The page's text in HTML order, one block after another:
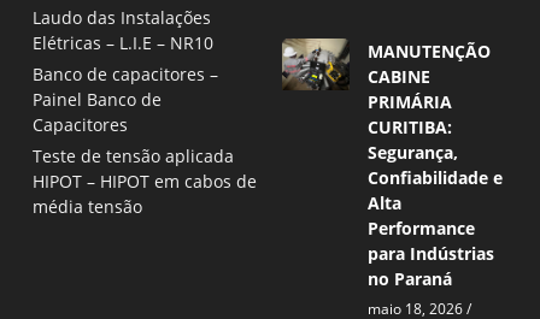
Laudo das Instalações
Elétricas – L.I.E – NR10
Banco de capacitores –
Painel Banco de
Capacitores
Teste de tensão aplicada
HIPOT – HIPOT em cabos de
média tensão
MANUTENÇÃO
CABINE
PRIMÁRIA
CURITIBA:
Segurança,
Confiabilidade e
Alta
Performance
para Indústrias
no Paraná
maio 18, 2026